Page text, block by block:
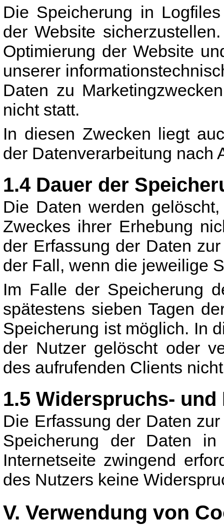
Die Speicherung in
der Website
Optimierung der Website
unserer
Daten zu
nicht statt.
In diesen Zwecken liegt
der Datenverarbeitung nach
1.4 Dauer der
Die Daten werden
Zweckes ihrer Erhebung
der Erfassung der Daten
der Fall, wenn die jeweilige
Im Falle der Speicherung
spätestens sieben Tagen
Speicherung ist möglich. In
der Nutzer gelöscht oder
des aufrufenden Clients
1.5 Widerspruchs-
Die Erfassung der Daten
Speicherung der Daten
Internetseite zwingend
des Nutzers keine
V. Verwendung von